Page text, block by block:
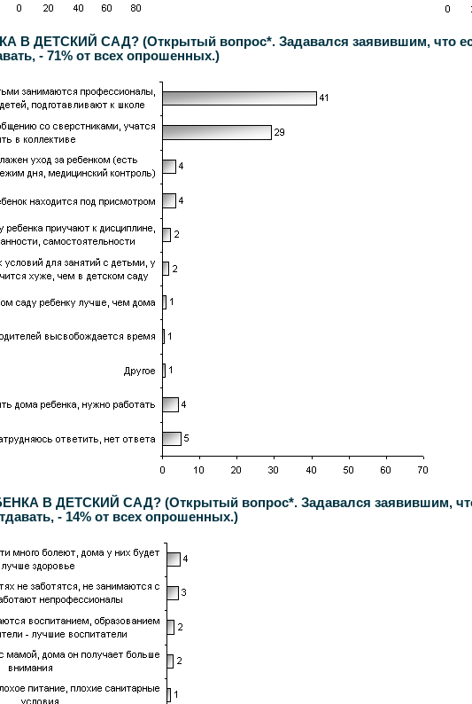
САД? (Открытый вопрос*. Задавался заявившим, что
- 71% от всех опрошенных.)
ДЕТСКИЙ САД? (Открытый вопрос*. Задавался заявившим, что
- 14% от всех опрошенных.)